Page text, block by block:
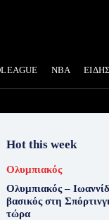
NBA
Hot this week
Ολυμπιακός
Ολυμπιακός –
βασικός στη
τώρα